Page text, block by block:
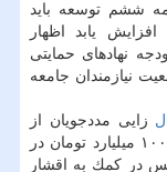
ششم توسعه باید
یابد اظهار
نهادهای حمایتی
نیازمندان جامعه
زایی مددجویان از
هزار میلیارد تومان در سال قبل به دو هزار و ۱۰۰ میلیارد تومان در
در كمك به اقشار